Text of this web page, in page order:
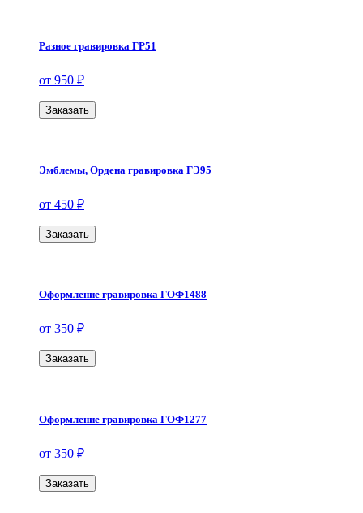
Разное гравировка ГР51
от 950 ₽
Заказать
Эмблемы, Ордена гравировка ГЭ95
от 450 ₽
Заказать
Оформление гравировка ГОФ1488
от 350 ₽
Заказать
Оформление гравировка ГОФ1277
от 350 ₽
Заказать